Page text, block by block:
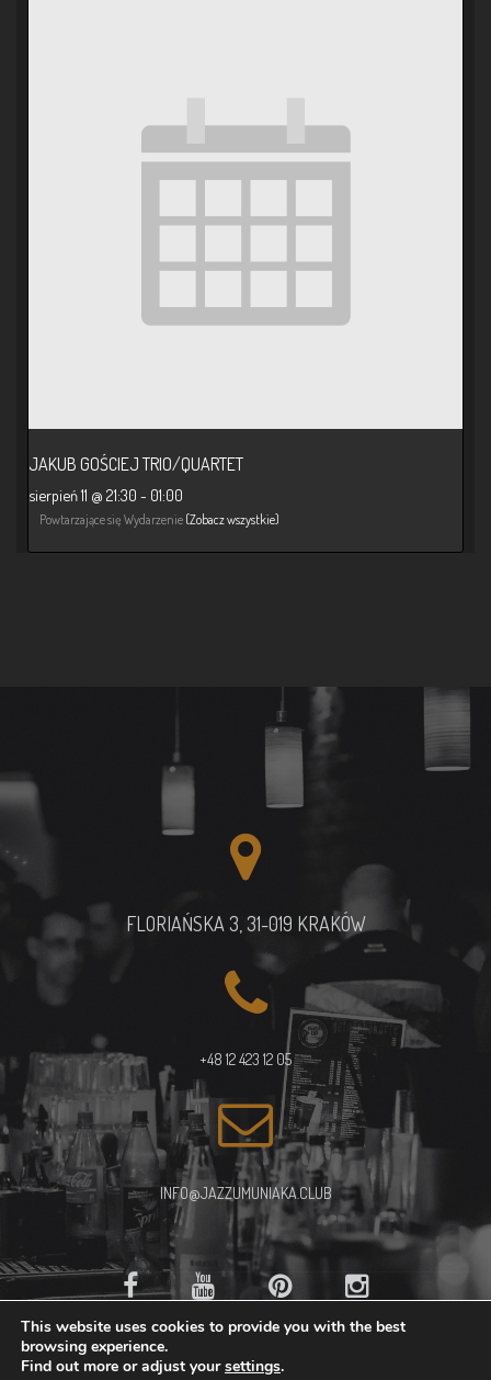
JAKUB GOŚCIEJ TRIO/QUARTET
sierpień 11 @ 21:30 - 01:00
Powtarzające się Wydarzenie (Zobacz wszystkie)
FLORIAŃSKA 3, 31-019 KRAKÓW
+48 12 423 12 05
INFO@JAZZUMUNIAKA.CLUB
This website uses cookies to provide you with the best
browsing experience.
Find out more or adjust yoursettings.